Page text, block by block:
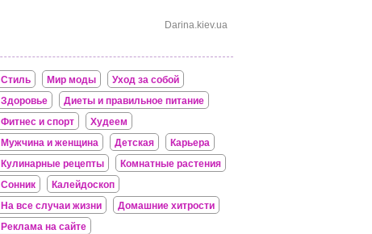
Darina.kiev.ua
Стиль Мир моды
Уход за собой
Здоровье
Диеты и правильное питание
Фитнес и спорт
Худеем
Мужчина и женщина
Детская
Карьера
Кулинарные рецепты
Комнатные растения
Сонник
Калейдоскоп
На все случаи жизни
Домашние хитрости
Реклама на сайте